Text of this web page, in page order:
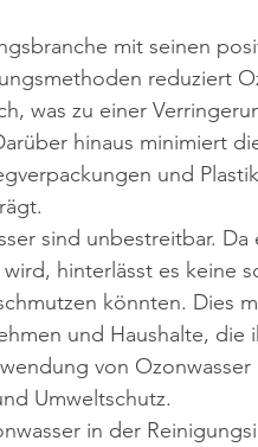
mit seinen
reduziert
was zu einer
hinaus minimiert
und
sind unbestreitbar. Da
hinterlässt es keine
könnten. Dies
und Haushalte, die
von
Umweltschutz.
in der